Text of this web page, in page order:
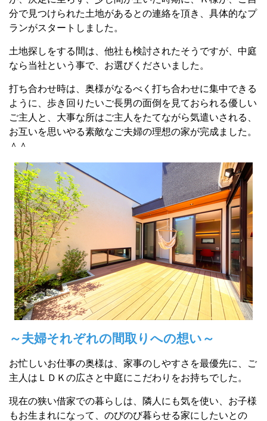
分で見つけられた土地があるとの連絡を頂き、具体的なプ
ランがスタートしました。
土地探しをする間は、他社も検討されたそうですが、中庭
なら当社という事で、お選びくださいました。
打ち合わせ時は、奥様がなるべく打ち合わせに集中できる
ように、歩き回りたいご長男の面倒を見ておられる優しい
ご主人と、大事な所はご主人をたてながら気遣いされる、
お互いを思いやる素敵なご夫婦の理想の家が完成ました。
＾＾
～夫婦それぞれの間取りへの想い～
お忙しいお仕事の奥様は、家事のしやすさを最優先に、ご
主人はＬＤＫの広さと中庭にこだわりをお持ちでした。
現在の狭い借家での暮らしは、隣人にも気を使い、お子様
もお生まれになって、のびのび暮らせる家にしたいとの